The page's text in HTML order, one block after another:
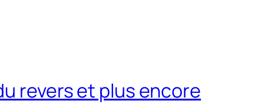
revers et plus encore